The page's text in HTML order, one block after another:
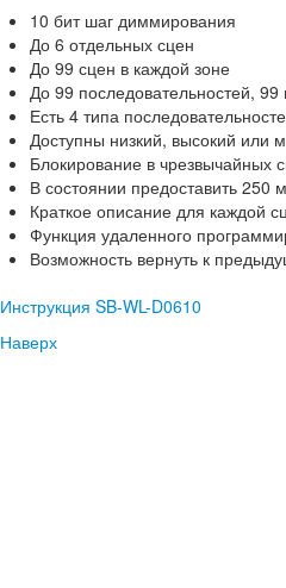
10 бит шаг диммирования
До 6 отдельных сцен
До 99 сцен в каждой зоне
До 99 последовательностей,
Есть 4 типа
Доступны низкий, высокий или
Блокирование в чрезвычайных
В состоянии предоставить 250
Краткое описание для каждой
Функция удаленного
Возможность вернуть к
Инструкция SB-WL-D0610
Наверх